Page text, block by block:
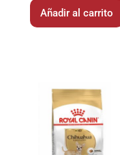
Añadir al carrito